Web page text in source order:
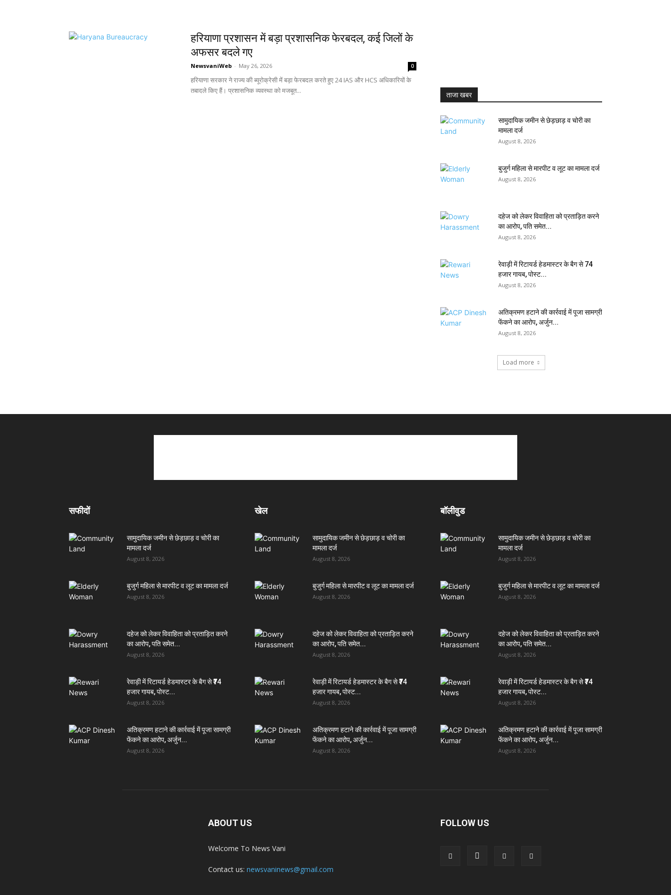
हरियाणा प्रशासन में बड़ा प्रशासनिक फेरबदल, कई जिलों के
अफसर बदले गए
NewsvaniWeb - May 26, 2026 0
हरियाणा सरकार ने राज्य की ब्यूरोक्रेसी में बड़ा फेरबदल करते हुए 24 IAS और HCS अधिकारियों के
तबादले किए हैं। प्रशासनिक व्यवस्था को मजबूत...
ताजा खबर
सामुदायिक जमीन से छेड़छाड़ व चोरी का
मामला दर्ज
August 8, 2026
बुजुर्ग महिला से मारपीट व लूट का मामला दर्ज
August 8, 2026
दहेज को लेकर विवाहिता को प्रताड़ित करने
का आरोप, पति समेत...
August 8, 2026
रेवाड़ी में रिटायर्ड हेडमास्टर के बैग से ₹74
हजार गायब, पोस्ट...
August 8, 2026
अतिक्रमण हटाने की कार्रवाई में पूजा सामग्री
फेंकने का आरोप, अर्जुन...
August 8, 2026
Load more
सफीदों
सामुदायिक जमीन से छेड़छाड़ व चोरी का
मामला दर्ज
August 8, 2026
बुजुर्ग महिला से मारपीट व लूट का मामला दर्ज
August 8, 2026
दहेज को लेकर विवाहिता को प्रताड़ित करने
का आरोप, पति समेत...
August 8, 2026
रेवाड़ी में रिटायर्ड हेडमास्टर के बैग से ₹74
हजार गायब, पोस्ट...
August 8, 2026
अतिक्रमण हटाने की कार्रवाई में पूजा सामग्री
फेंकने का आरोप, अर्जुन...
August 8, 2026
खेल
सामुदायिक जमीन से छेड़छाड़ व चोरी का
मामला दर्ज
August 8, 2026
बुजुर्ग महिला से मारपीट व लूट का मामला दर्ज
August 8, 2026
दहेज को लेकर विवाहिता को प्रताड़ित करने
का आरोप, पति समेत...
August 8, 2026
रेवाड़ी में रिटायर्ड हेडमास्टर के बैग से ₹74
हजार गायब, पोस्ट...
August 8, 2026
अतिक्रमण हटाने की कार्रवाई में पूजा सामग्री
फेंकने का आरोप, अर्जुन...
August 8, 2026
बॉलीवुड
सामुदायिक जमीन से छेड़छाड़ व चोरी का
मामला दर्ज
August 8, 2026
बुजुर्ग महिला से मारपीट व लूट का मामला दर्ज
August 8, 2026
दहेज को लेकर विवाहिता को प्रताड़ित करने
का आरोप, पति समेत...
August 8, 2026
रेवाड़ी में रिटायर्ड हेडमास्टर के बैग से ₹74
हजार गायब, पोस्ट...
August 8, 2026
अतिक्रमण हटाने की कार्रवाई में पूजा सामग्री
फेंकने का आरोप, अर्जुन...
August 8, 2026
ABOUT US
Welcome To News Vani
Contact us: newsvaninews@gmail.com
FOLLOW US